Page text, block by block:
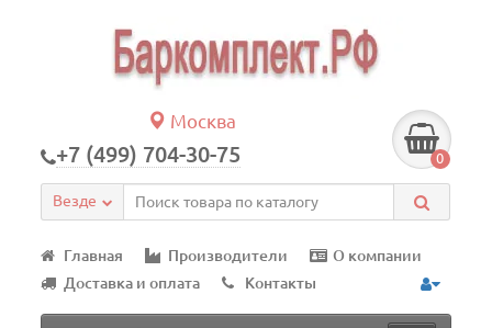
Москва
+7 (499) 704-30-75 0
Везде
Главная Производители
О компании
Доставка и оплата
Контакты